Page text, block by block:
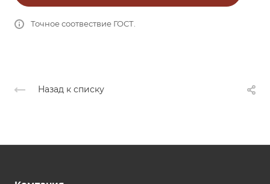
Точное соотвествие ГОСТ.
Назад к списку